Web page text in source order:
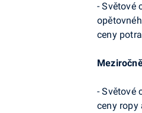
- Světové
ceny
- Světové
ceny ropy